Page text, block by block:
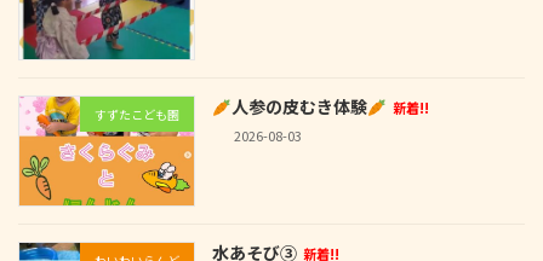
すずたこども園 人参の皮むき体験
新着!!
2026-08-03
水あそび③ 新着!!